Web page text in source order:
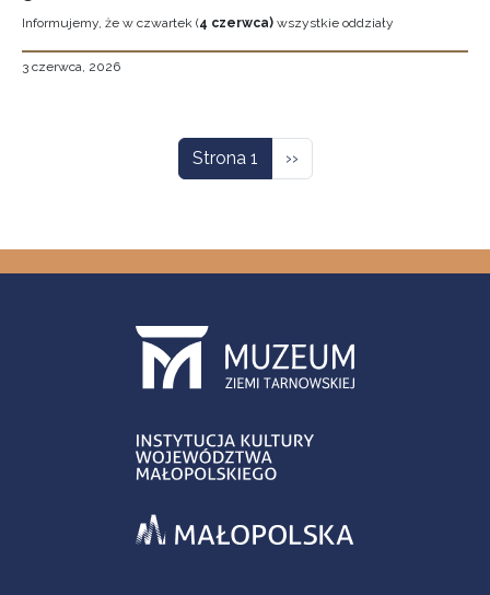
Informujemy, że w czwartek (4 czerwca) wszystkie oddziały
3 czerwca, 2026
Strona 1 Następna strona
››